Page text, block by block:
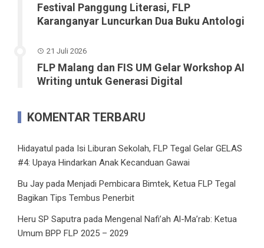
Festival Panggung Literasi, FLP
Karanganyar Luncurkan Dua Buku Antologi
21 Juli 2026
FLP Malang dan FIS UM Gelar Workshop AI
Writing untuk Generasi Digital
KOMENTAR TERBARU
Hidayatul pada Isi Liburan Sekolah, FLP Tegal Gelar GELAS
#4: Upaya Hindarkan Anak Kecanduan Gawai
Bu Jay pada Menjadi Pembicara Bimtek, Ketua FLP Tegal
Bagikan Tips Tembus Penerbit
Heru SP Saputra pada Mengenal Nafi’ah Al-Ma’rab: Ketua
Umum BPP FLP 2025 – 2029